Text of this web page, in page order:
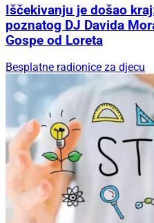
Iščekivanju je došao
poznatog DJ Davida
Gospe od Loreta
Besplatne radionice za djecu